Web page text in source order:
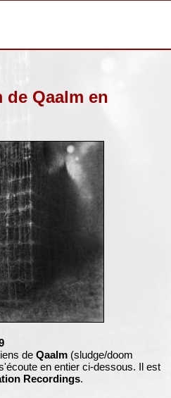
de Qaalm en
de Qaalm(sludge/doom
en entier ci-dessous. Il est
Recordings.